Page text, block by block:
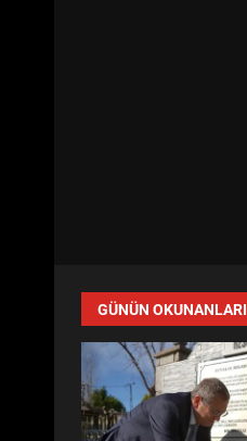
GÜNÜN OKUNANLARI